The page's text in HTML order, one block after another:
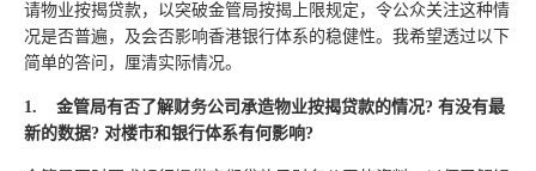
请物业按揭贷款，以突破金管局按揭上限规定，令公众关注这种情
况是否普遍，及会否影响香港银行体系的稳健性。我希望透过以下
简单的答问，厘清实际情况。
1. 金管局有否了解财务公司承造物业按揭贷款的情况? 有没有最
新的数据? 对楼市和银行体系有何影响?